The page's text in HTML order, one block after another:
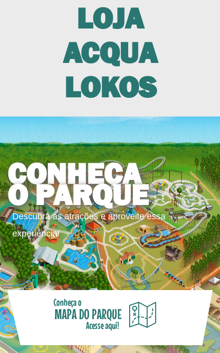
LOJA
ACQUA
LOKOS
CONHEÇA
O PARQUE
Descubra as atrações e aproveite essa
experiência!
Conheça o
MAPA DO PARQUE
Acesse aqui!